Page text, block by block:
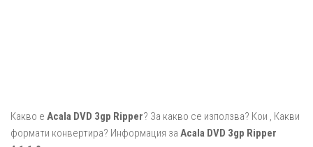
Какво е Acala DVD 3gp Ripper? За какво се използва? Кои , Какви
формати конвертира? Информация за Acala DVD 3gp Ripper